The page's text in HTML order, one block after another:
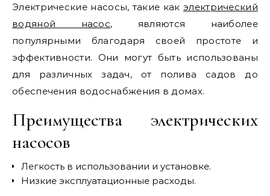
Электрические насосы, такие какэлектрический
водяной насос, являются наиболее
популярными благодаря своей простоте и
эффективности. Они могут быть использованы
для различных задач, от полива садов до
обеспечения водоснабжения в домах.
Преимущества электрических
насосов
Легкость в использовании и установке.
Низкие эксплуатационные расходы.